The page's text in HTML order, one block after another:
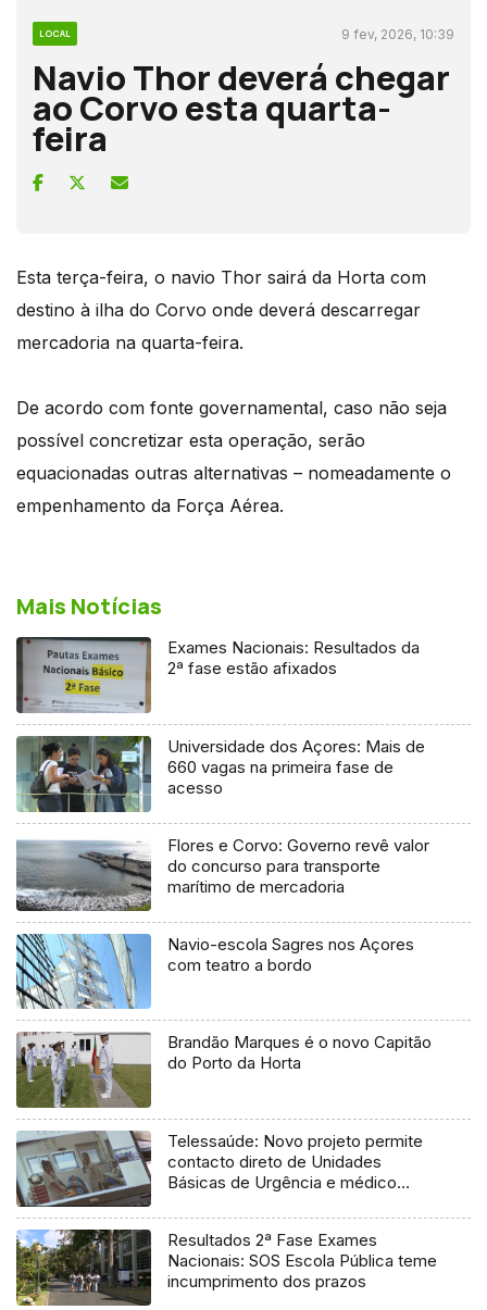
LOCAL 9 fev, 2026, 10:39
Navio Thor deverá chegar
ao Corvo esta quarta-
feira
Esta terça-feira, o navio Thor sairá da Horta com
destino à ilha do Corvo onde deverá descarregar
mercadoria na quarta-feira.
De acordo com fonte governamental, caso não seja
possível concretizar esta operação, serão
equacionadas outras alternativas – nomeadamente o
empenhamento da Força Aérea.
Mais Notícias
Exames Nacionais: Resultados da
2ª fase estão afixados
Universidade dos Açores: Mais de
660 vagas na primeira fase de
acesso
Flores e Corvo: Governo revê valor
do concurso para transporte
marítimo de mercadoria
Navio-escola Sagres nos Açores
com teatro a bordo
Brandão Marques é o novo Capitão
do Porto da Horta
Telessaúde: Novo projeto permite
contacto direto de Unidades
Básicas de Urgência e médico
Resultados 2ª Fase Exames
Nacionais: SOS Escola Pública teme
incumprimento dos prazos